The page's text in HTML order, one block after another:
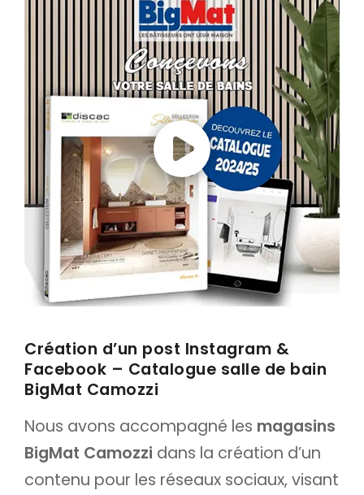
Emailing & newsletter
Google/Facebook Ads
Réseaux sociaux
GRAPHISMES
Créations graphiques
Flocage véhicule
Création d’un post Instagram &
Facebook – Catalogue salle de bain
BigMat Camozzi
Nous avons accompagné les magasins
BigMat Camozzi dans la création d’un
contenu pour les réseaux sociaux, visant